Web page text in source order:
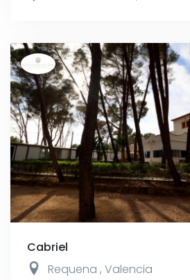
Cabriel
Requena , Valencia